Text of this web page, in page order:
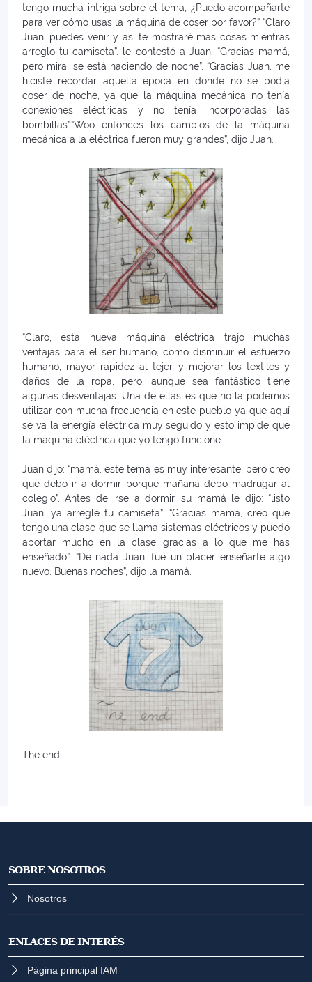
tengo mucha intriga sobre el tema, ¿Puedo acompañarte
para ver cómo usas la máquina de coser por favor?” “Claro
Juan, puedes venir y así te mostraré más cosas mientras
arreglo tu camiseta”. le contestó a Juan. “Gracias mamá,
pero mira, se está haciendo de noche”. “Gracias Juan, me
hiciste recordar aquella época en donde no se podía
coser de noche, ya que la máquina mecánica no tenía
conexiones eléctricas y no tenía incorporadas las
bombillas”.“Woo entonces los cambios de la máquina
mecánica a la eléctrica fueron muy grandes”, dijo Juan.
“Claro, esta nueva máquina eléctrica trajo muchas
ventajas para el ser humano, como disminuir el esfuerzo
humano, mayor rapidez al tejer y mejorar los textiles y
daños de la ropa, pero, aunque sea fantástico tiene
algunas desventajas. Una de ellas es que no la podemos
utilizar con mucha frecuencia en este pueblo ya que aquí
se va la energía eléctrica muy seguido y esto impide que
la maquina eléctrica que yo tengo funcione.
Juan dijo: “mamá, este tema es muy interesante, pero creo
que debo ir a dormir porque mañana debo madrugar al
colegio”. Antes de irse a dormir, su mamá le dijo: “listo
Juan, ya arreglé tu camiseta”. “Gracias mamá, creo que
tengo una clase que se llama sistemas eléctricos y puedo
aportar mucho en la clase gracias a lo que me has
enseñado”. “De nada Juan, fue un placer enseñarte algo
nuevo. Buenas noches”, dijo la mamá.
The end
SOBRE NOSOTROS
Nosotros
ENLACES DE INTERÉS
Página principal IAM